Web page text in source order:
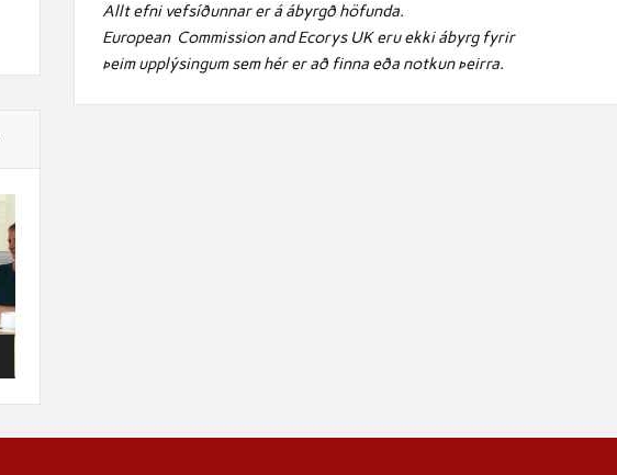
Allt efni vefsíðunnar er á ábyrgð höfunda.
European Commission and Ecorys UK eru ekki ábyrg fyrir
þeim upplýsingum sem hér er að finna eða notkun þeirra.